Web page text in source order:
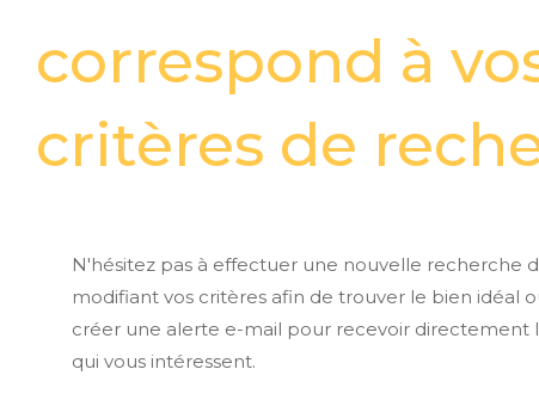
correspond à
critères de
N'hésitez pas à effectuer une nouvelle recherche
modifiant vos critères afin de trouver le bien idéal
créer une alerte e-mail pour recevoir directement
qui vous intéressent.